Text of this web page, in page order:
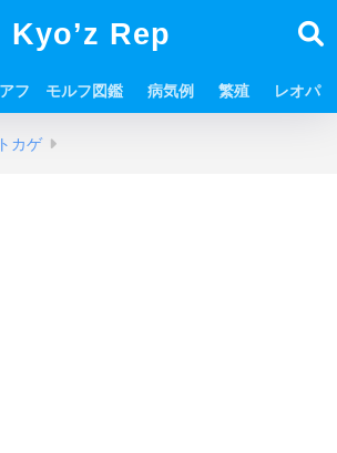
Kyo’z Rep
フ モルフ図鑑 病気例 繁殖 レオパ
カゲ